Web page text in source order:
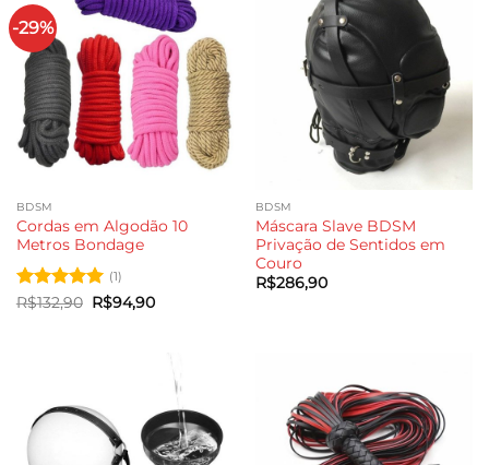
-29%
BDSM
Cordas em Algodão 10
Metros Bondage
Avaliação5
(1)
R$132,90 O
preço
R$94,90O
BDSM
Máscara Slave BDSM
Privação de Sentidos em
Couro
R$286,90